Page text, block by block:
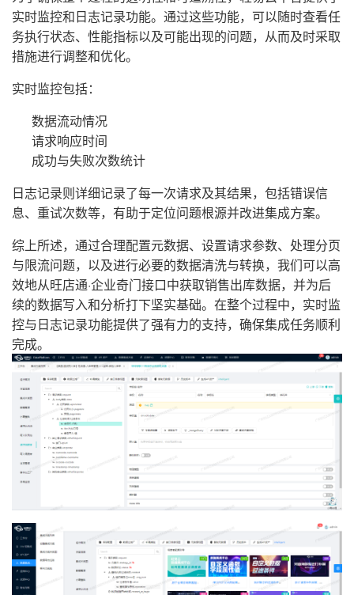
实时监控和日志记录功能。通过这些功能，可以随时查看任
务执行状态、性能指标以及可能出现的问题，从而及时采取
措施进行调整和优化。
实时监控包括：
数据流动情况
请求响应时间
成功与失败次数统计
日志记录则详细记录了每一次请求及其结果，包括错误信
息、重试次数等，有助于定位问题根源并改进集成方案。
综上所述，通过合理配置元数据、设置请求参数、处理分页
与限流问题，以及进行必要的数据清洗与转换，我们可以高
效地从旺店通·企业奇门接口中获取销售出库数据，并为后
续的数据写入和分析打下坚实基础。在整个过程中，实时监
控与日志记录功能提供了强有力的支持，确保集成任务顺利
完成。